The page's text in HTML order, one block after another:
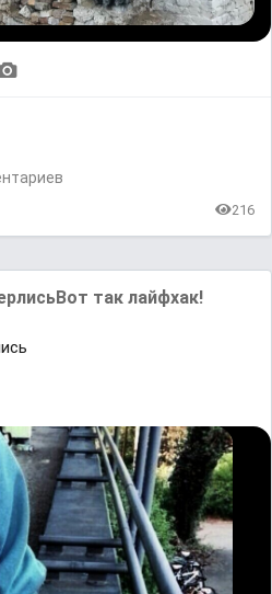
216
так лайфхак!